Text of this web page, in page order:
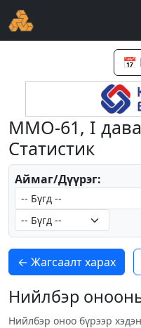
📅
ММО-61, I
Статистик
Аймаг/Дүүрэг:
← Жагсаалт харах
Нийлбэр
Нийлбэр оноо бүрээр